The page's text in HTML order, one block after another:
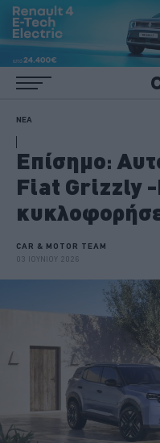
ΝΕΑ
Επίσημο:
Fiat Grizzly -
CAR & MOTOR TEAM
03 ΙΟΥΝΙΟΥ 2026